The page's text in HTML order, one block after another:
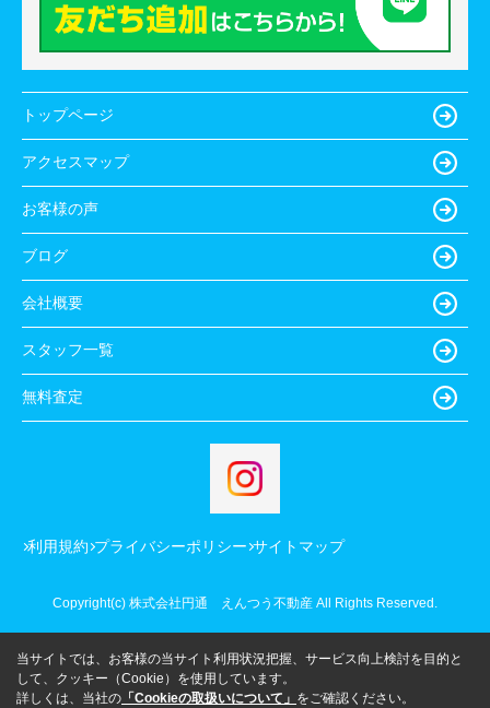
トップページ
アクセスマップ
お客様の声
ブログ
会社概要
スタッフ一覧
無料査定
利用規約 プライバシーポリシー サイトマップ
Copyright(c) 株式会社円通 えんつう不動産 All Rights Reserved.
当サイトでは、お客様の当サイト利用状況把握、サービス向上検討を目的と
して、クッキー（Cookie）を使用しています。
詳しくは、当社の 「Cookieの取扱いについて」 をご確認ください。